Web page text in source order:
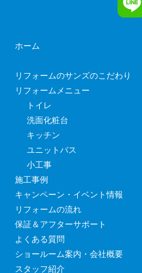
ホーム
リフォームのサンズのこだわり
リフォームメニュー
トイレ
洗面化粧台
キッチン
ユニットバス
小工事
施工事例
キャンペーン・イベント情報
リフォームの流れ
保証＆アフターサポート
よくある質問
ショールーム案内・会社概要
スタッフ紹介